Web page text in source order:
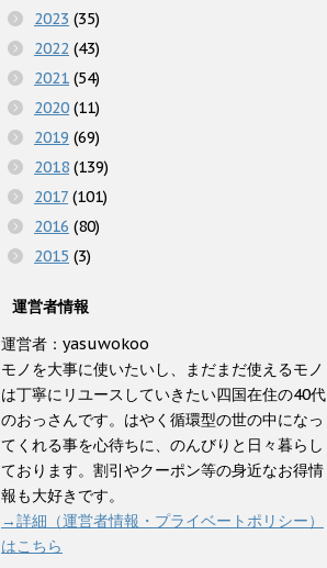
2023 (35)
2022 (43)
2021 (54)
2020 (11)
2019 (69)
2018 (139)
2017 (101)
2016 (80)
2015 (3)
運営者情報
運営者：yasuwokoo
モノを大事に使いたいし、まだまだ使えるモノ
は丁寧にリユースしていきたい四国在住の40代
のおっさんです。はやく循環型の世の中になっ
てくれる事を心待ちに、のんびりと日々暮らし
ております。割引やクーポン等の身近なお得情
報も大好きです。
→詳細（運営者情報・プライベートポリシー）
はこちら